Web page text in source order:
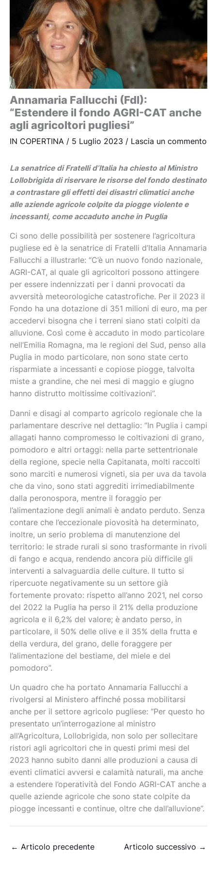
Annamaria Fallucchi (FdI):
“Estendere il fondo AGRI-CAT anche
agli agricoltori pugliesi”
IN COPERTINA / 5 Luglio 2023 / Lascia un commento
La senatrice di Fratelli d’Italia ha chiesto al Ministro
Lollobrigida di riservare le risorse del fondo destinato
a contrastare gli effetti dei disastri climatici anche
alle aziende agricole colpite da piogge violente e
incessanti, come accaduto anche in Puglia
Ci sono delle possibilità per sostenere l’agricoltura
pugliese ed è la senatrice di Fratelli d’Italia Annamaria
Fallucchi a illustrarle: “C’è un nuovo fondo nazionale,
AGRI-CAT, al quale gli agricoltori possono attingere
per essere indennizzati per i danni provocati da
avversità meteorologiche catastrofiche. Per il 2023 il
Fondo ha una dotazione di 351 milioni di euro, ma per
accedervi bisogna che i terreni siano stati colpiti da
alluvione. Così come è accaduto in modo particolare
nell’Emilia Romagna, ma le regioni del Sud, penso alla
Puglia in modo particolare, non sono state certo
risparmiate a incessanti e copiose piogge, talvolta
miste a grandine, che nei mesi di maggio e giugno
hanno distrutto moltissime coltivazioni”.
Danni e disagi al comparto agricolo regionale che la
parlamentare descrive nel dettaglio: “In Puglia i campi
allagati hanno compromesso le coltivazioni di grano,
pomodoro e altri ortaggi: nella parte settentrionale
della regione, specie nella Capitanata, molti raccolti
sono marciti e numerosi vigneti, sia per uva da tavola
che da vino, sono stati aggrediti irrimediabilmente
dalla peronospora, mentre il foraggio per
l’alimentazione degli animali è andato perduto. Senza
contare che l’eccezionale piovosità ha determinato,
inoltre, un serio problema di manutenzione del
territorio: le strade rurali si sono trasformante in rivoli
di fango e acqua, rendendo ancora più difficile gli
interventi a salvaguardia delle culture. Il tutto si
ripercuote negativamente su un settore già
fortemente provato: rispetto all’anno 2021, nel corso
del 2022 la Puglia ha perso il 21% della produzione
agricola e il 6,2% del valore; è andato perso, in
particolare, il 50% delle olive e il 35% della frutta e
della verdura, del grano, delle foraggere per
l’alimentazione del bestiame, del miele e del
pomodoro”.
Un quadro che ha portato Annamaria Fallucchi a
rivolgersi al Ministero affinché possa mobilitarsi
anche per il settore agricolo pugliese: “Per questo ho
presentato un’interrogazione al ministro
all’Agricoltura, Lollobrigida, non solo per sollecitare
ristori agli agricoltori che in questi primi mesi del
2023 hanno subito danni alle produzioni a causa di
eventi climatici avversi e calamità naturali, ma anche
a estendere l’operatività del Fondo AGRI-CAT anche a
quelle aziende agricole che sono state colpite da
piogge incessanti e continue, oltre che dall’alluvione”.
← Articolo precedente Articolo successivo →